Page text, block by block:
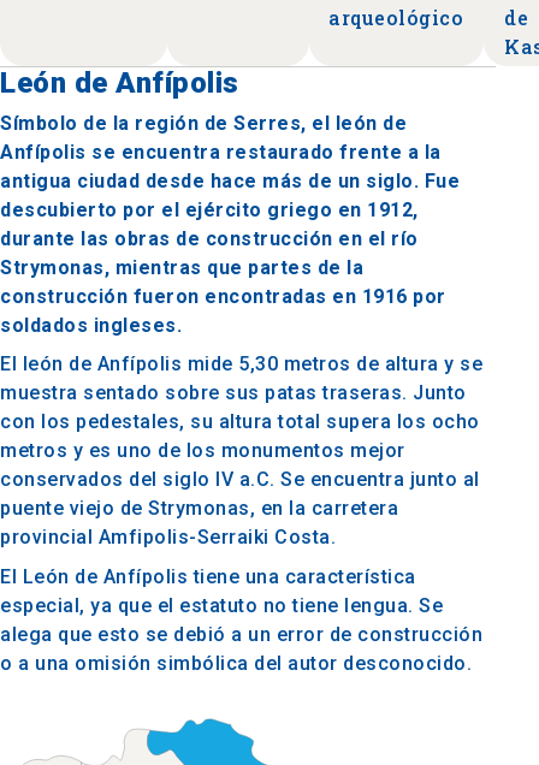
arqueológico
de
León de Anfípolis
Símbolo de la región de Serres, el león de
Anfípolis se encuentra restaurado frente a la
antigua ciudad desde hace más de un siglo. Fue
descubierto por el ejército griego en 1912,
durante las obras de construcción en el río
Strymonas, mientras que partes de la
construcción fueron encontradas en 1916 por
soldados ingleses.
El león de Anfípolis mide 5,30 metros de altura y se
muestra sentado sobre sus patas traseras. Junto
con los pedestales, su altura total supera los ocho
metros y es uno de los monumentos mejor
conservados del siglo IV a.C. Se encuentra junto al
puente viejo de Strymonas, en la carretera
provincial Amfipolis-Serraiki Costa.
El León de Anfípolis tiene una característica
especial, ya que el estatuto no tiene lengua. Se
alega que esto se debió a un error de construcción
o a una omisión simbólica del autor desconocido.